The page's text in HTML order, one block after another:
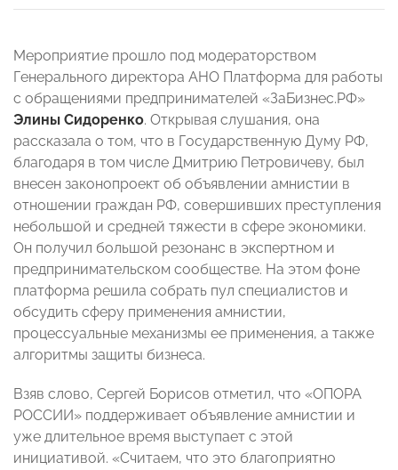
Мероприятие прошло под модераторством
Генерального директора АНО Платформа для работы
с обращениями предпринимателей «ЗаБизнес.РФ»
Элины Сидоренко. Открывая слушания, она
рассказала о том, что в Государственную Думу РФ,
благодаря в том числе Дмитрию Петровичеву, был
внесен законопроект об объявлении амнистии в
отношении граждан РФ, совершивших преступления
небольшой и средней тяжести в сфере экономики.
Он получил большой резонанс в экспертном и
предпринимательском сообществе. На этом фоне
платформа решила собрать пул специалистов и
обсудить сферу применения амнистии,
процессуальные механизмы ее применения, а также
алгоритмы защиты бизнеса.
Взяв слово, Сергей Борисов отметил, что «ОПОРА
РОССИИ» поддерживает объявление амнистии и
уже длительное время выступает с этой
инициативой. «Считаем, что это благоприятно